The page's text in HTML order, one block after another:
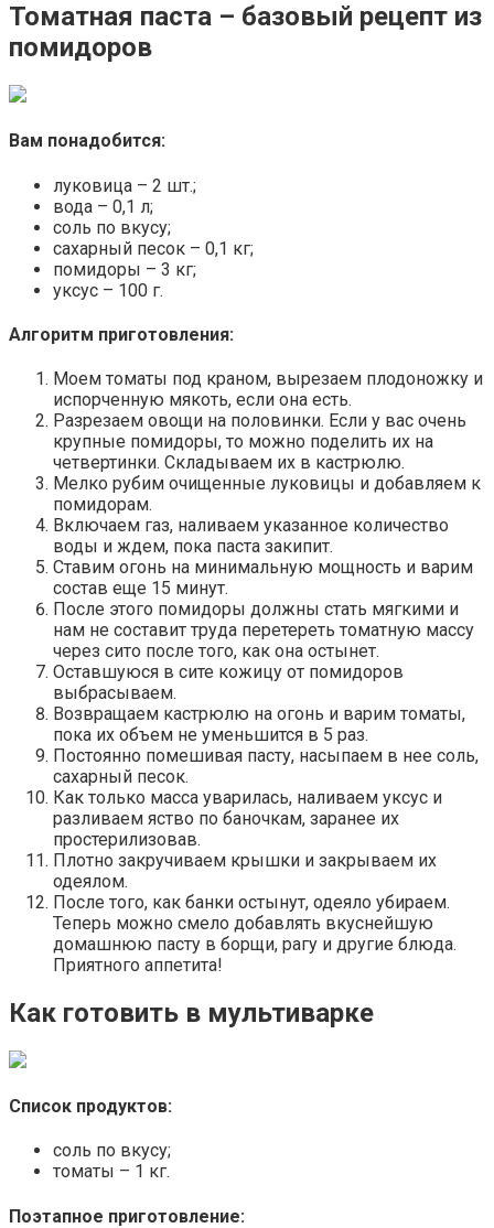
Томатная паста – базовый рецепт из
помидоров
Вам понадобится:
луковица – 2 шт.;
вода – 0,1 л;
соль по вкусу;
сахарный песок – 0,1 кг;
помидоры – 3 кг;
уксус – 100 г.
Алгоритм приготовления:
Моем томаты под краном, вырезаем плодоножку и
испорченную мякоть, если она есть.
Разрезаем овощи на половинки. Если у вас очень
крупные помидоры, то можно поделить их на
четвертинки. Складываем их в кастрюлю.
Мелко рубим очищенные луковицы и добавляем к
помидорам.
Включаем газ, наливаем указанное количество
воды и ждем, пока паста закипит.
Ставим огонь на минимальную мощность и варим
состав еще 15 минут.
После этого помидоры должны стать мягкими и
нам не составит труда перетереть томатную массу
через сито после того, как она остынет.
Оставшуюся в сите кожицу от помидоров
выбрасываем.
Возвращаем кастрюлю на огонь и варим томаты,
пока их объем не уменьшится в 5 раз.
Постоянно помешивая пасту, насыпаем в нее соль,
сахарный песок.
Как только масса уварилась, наливаем уксус и
разливаем яство по баночкам, заранее их
простерилизовав.
Плотно закручиваем крышки и закрываем их
одеялом.
После того, как банки остынут, одеяло убираем.
Теперь можно смело добавлять вкуснейшую
домашнюю пасту в борщи, рагу и другие блюда.
Приятного аппетита!
Как готовить в мультиварке
Список продуктов:
соль по вкусу;
томаты – 1 кг.
Поэтапное приготовление: